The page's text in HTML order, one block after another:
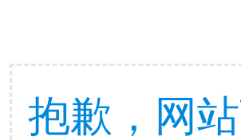
抱歉，网